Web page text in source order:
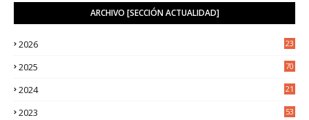
ARCHIVO [SECCIÓN ACTUALIDAD]
2026
23
2025
70
2024
21
2023
53